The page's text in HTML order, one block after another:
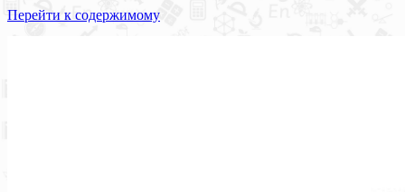
Перейти к содержимому